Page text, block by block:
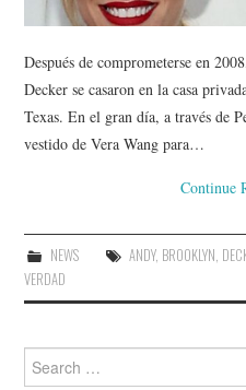
Después de comprometerse en
Decker se casaron en la casa
Texas. En el gran día, a través de
vestido de Vera Wang para…
Continue
NEWS ANDY, BROOKLYN,
VERDAD
Search
for: